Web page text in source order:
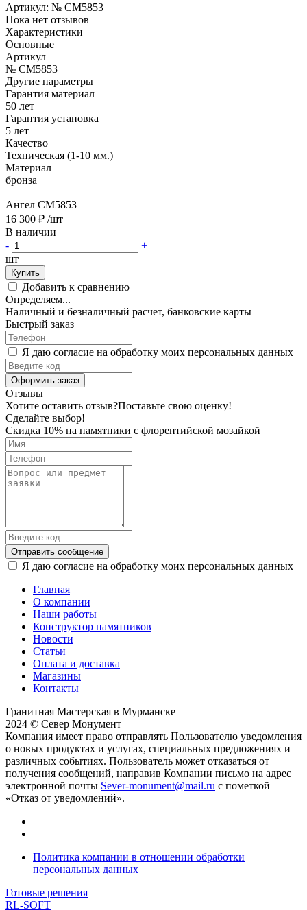
Артикул: № CM5853
Пока нет отзывов
Характеристики
Основные
Артикул
№ CM5853
Другие параметры
Гарантия материал
50 лет
Гарантия установка
5 лет
Качество
Техническая (1-10 мм.)
Материал
бронза
Ангел CM5853
16 300 ₽ /шт
В наличии
-
+
шт
Купить
Добавить к сравнению
Определяем...
Наличный и безналичный расчет, банковские карты
Быстрый заказ
Я даю согласие на обработку моих персональных данных
Оформить заказ
Отзывы
Хотите оставить отзыв?Поставьте свою оценку!
Сделайте выбор!
Скидка 10% на памятники с флорентийской мозайкой
Отправить сообщение
Я даю согласие на обработку моих персональных данных
Главная
О компании
Наши работы
Конструктор памятников
Новости
Статьи
Оплата и доставка
Магазины
Контакты
Гранитная Мастерская в Мурманске
2024 © Север Монумент
Компания имеет право отправлять Пользователю уведомления
о новых продуктах и услугах, специальных предложениях и
различных событиях. Пользователь может отказаться от
получения сообщений, направив Компании письмо на адрес
электронной почты Sever-monument@mail.ru с пометкой
«Отказ от уведомлений».
Политика компании в отношении обработки
персональных данных
Готовые решения
RL-SOFT